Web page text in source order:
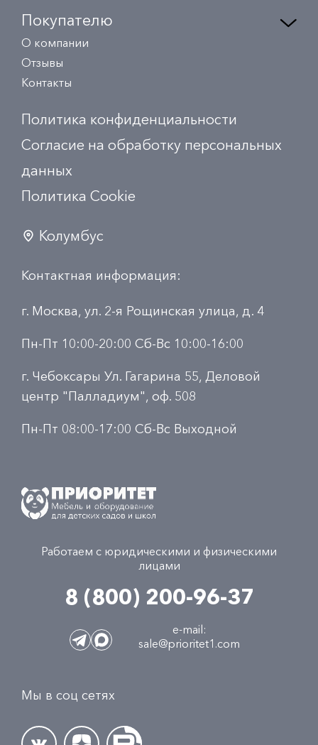
Покупателю
О компании
Отзывы
Контакты
Политика конфиденциальности
Согласие на обработку персональных
данных
Политика Сookie
Колумбус
Контактная информация:
г. Москва, ул. 2-я Рощинская улица, д. 4
Пн-Пт 10:00-20:00 Сб-Вс 10:00-16:00
г. Чебоксары Ул. Гагарина 55, Деловой
центр "Палладиум", оф. 508
Пн-Пт 08:00-17:00 Сб-Вс Выходной
Работаем с юридическими и физическими
лицами
8 (800) 200-96-37
e-mail:
sale@prioritet1.com
Мы в соц сетях